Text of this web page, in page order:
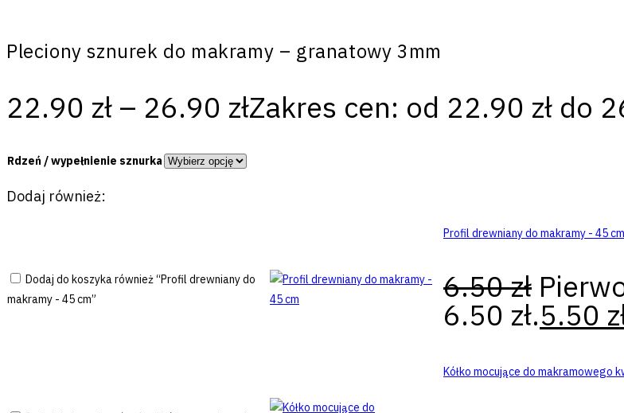
Pleciony sznurek do makramy – granatowy 3mm
22.90 zł – 26.90 złZakres cen: od 22.90 zł do
Rdzeń / wypełnienie sznurka
Dodaj również:
Dodaj do koszyka również “Profil drewniany do
makramy - 45 cm”
Profil drewniany do makramy - 45 cm
6.50zł
6.50 zł.5.50
Kółko mocujące do makramowego